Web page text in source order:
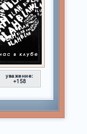
уважение:
+158